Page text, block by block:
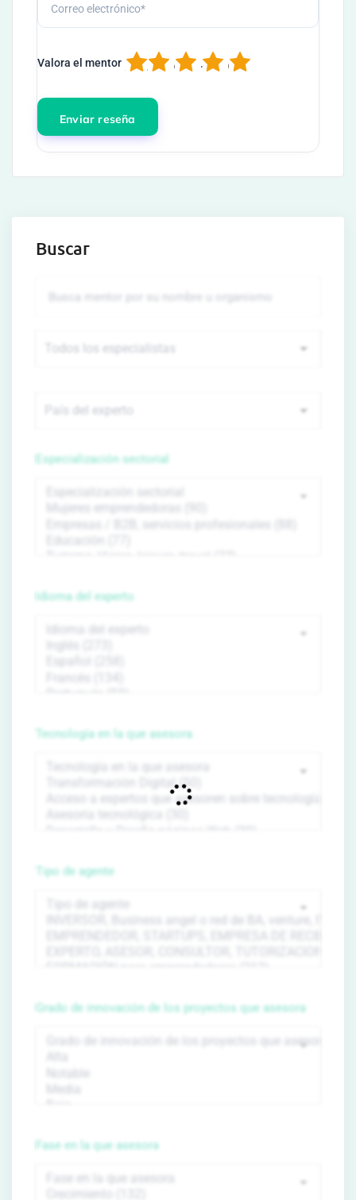
Valora el mentor 5
4
3
2
1
Buscar
Especialización sectorial
Idioma del experto
Tecnología en la que asesora
Tipo de agente
Grado de innovación de los proyectos que asesora
Fase en la que asesora